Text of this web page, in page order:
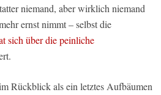
niemand, aber wirklich niemand
ernst nimmt – selbst die
sich über die peinliche
Rückblick als ein letztes Aufbäumen